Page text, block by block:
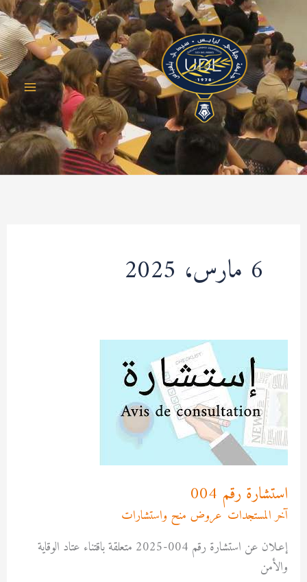
المحتوى
6 مارس، 2025
استشارة رقم 004
آخر المستجدات عروض منح واستشارات
إعـلان عن استشارة رقم 004-2025 متعلقة باقتناء عتاد الوقاية
والأمن
رقم
004